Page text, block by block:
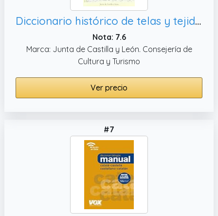
Diccionario histórico de telas y tejidos castellano-catalán
Nota: 7.6
Marca: Junta de Castilla y León. Consejería de
Cultura y Turismo
Ver precio
#7